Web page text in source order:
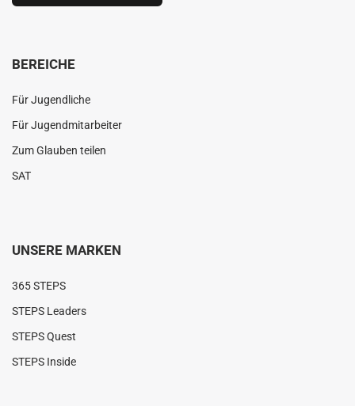
BEREICHE
Für Jugendliche
Für Jugendmitarbeiter
Zum Glauben teilen
SAT
UNSERE MARKEN
365 STEPS
STEPS Leaders
STEPS Quest
STEPS Inside